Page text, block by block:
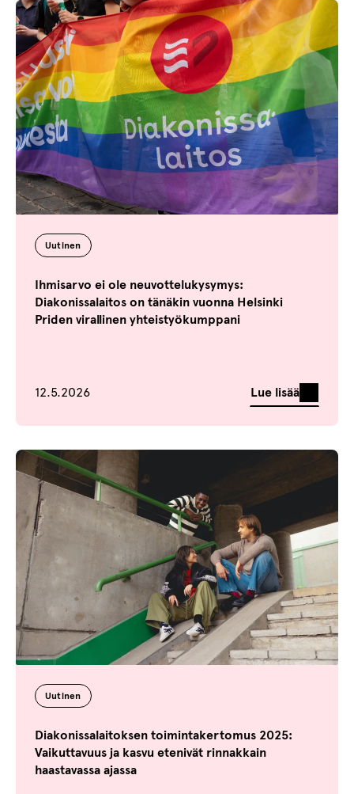
Uutinen
Ihmisarvo ei ole neuvottelukysymys:
Diakonissalaitos on tänäkin vuonna Helsinki
Priden virallinen yhteistyökumppani
Julkaistu
12.5.2026 Lue lisää
Uutinen
Diakonissalaitoksen toimintakertomus 2025:
Vaikuttavuus ja kasvu etenivät rinnakkain
haastavassa ajassa